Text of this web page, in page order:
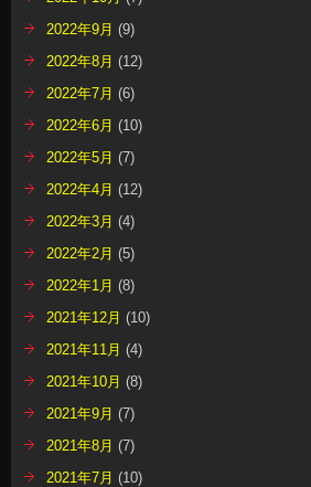
2022年9月 (9)
2022年8月 (12)
2022年7月 (6)
2022年6月 (10)
2022年5月 (7)
2022年4月 (12)
2022年3月 (4)
2022年2月 (5)
2022年1月 (8)
2021年12月 (10)
2021年11月 (4)
2021年10月 (8)
2021年9月 (7)
2021年8月 (7)
2021年7月 (10)